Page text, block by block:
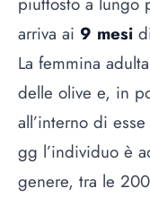
arriva ai 9 mesi
La femmina
delle olive e, in
all’interno di
gg l’individuo è
genere, tra le